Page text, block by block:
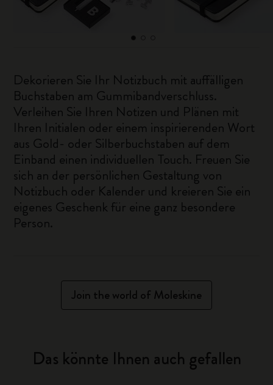
Dekorieren Sie Ihr Notizbuch mit auffälligen
Buchstaben am Gummibandverschluss.
Verleihen Sie Ihren Notizen und Plänen mit
Ihren Initialen oder einem inspirierenden Wort
aus Gold- oder Silberbuchstaben auf dem
Einband einen individuellen Touch. Freuen Sie
sich an der persönlichen Gestaltung von
Notizbuch oder Kalender und kreieren Sie ein
eigenes Geschenk für eine ganz besondere
Person.
Join the world of Moleskine
Das könnte Ihnen auch gefallen